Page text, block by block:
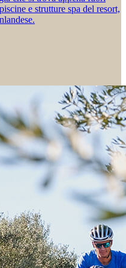
e strutture spa del resort,